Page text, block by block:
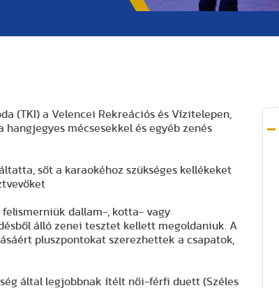
(TKI) a Velencei Rekreációs és Vízitelepen,
mécsesekkel és egyéb zenés
sőt a karaokéhoz szükséges kellékeket
dallam-, kotta- vagy
álló zenei tesztet kellett megoldaniuk. A
pluszpontokat szerezhettek a csapatok,
által legjobbnak ítélt női-férfi duett (Széles